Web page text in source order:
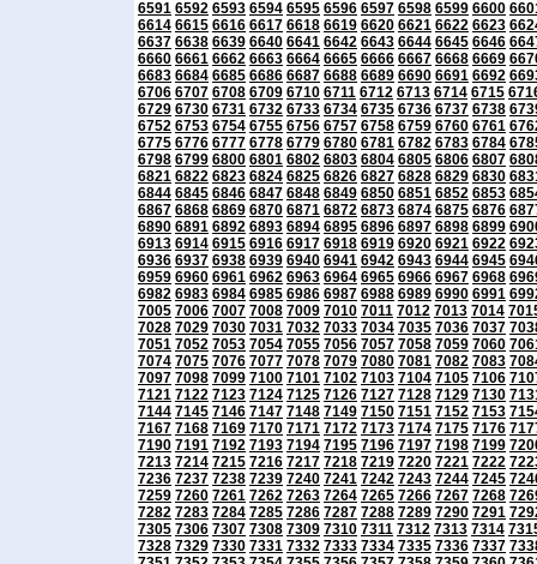
6591 6592 6593 6594 6595 6596 6597 6598 6599 6600
6614 6615 6616 6617 6618 6619 6620 6621 6622 6623
6637 6638 6639 6640 6641 6642 6643 6644 6645 6646
6660 6661 6662 6663 6664 6665 6666 6667 6668 6669
6683 6684 6685 6686 6687 6688 6689 6690 6691 6692
6706 6707 6708 6709 6710 6711 6712 6713 6714 6715
6729 6730 6731 6732 6733 6734 6735 6736 6737 6738
6752 6753 6754 6755 6756 6757 6758 6759 6760 6761
6775 6776 6777 6778 6779 6780 6781 6782 6783 6784
6798 6799 6800 6801 6802 6803 6804 6805 6806 6807
6821 6822 6823 6824 6825 6826 6827 6828 6829 6830
6844 6845 6846 6847 6848 6849 6850 6851 6852 6853
6867 6868 6869 6870 6871 6872 6873 6874 6875 6876
6890 6891 6892 6893 6894 6895 6896 6897 6898 6899
6913 6914 6915 6916 6917 6918 6919 6920 6921 6922
6936 6937 6938 6939 6940 6941 6942 6943 6944 6945
6959 6960 6961 6962 6963 6964 6965 6966 6967 6968
6982 6983 6984 6985 6986 6987 6988 6989 6990 6991
7005 7006 7007 7008 7009 7010 7011 7012 7013 7014
7028 7029 7030 7031 7032 7033 7034 7035 7036 7037
7051 7052 7053 7054 7055 7056 7057 7058 7059 7060
7074 7075 7076 7077 7078 7079 7080 7081 7082 7083
7097 7098 7099 7100 7101 7102 7103 7104 7105 7106
7121 7122 7123 7124 7125 7126 7127 7128 7129 7130
7144 7145 7146 7147 7148 7149 7150 7151 7152 7153
7167 7168 7169 7170 7171 7172 7173 7174 7175 7176
7190 7191 7192 7193 7194 7195 7196 7197 7198 7199
7213 7214 7215 7216 7217 7218 7219 7220 7221 7222
7236 7237 7238 7239 7240 7241 7242 7243 7244 7245
7259 7260 7261 7262 7263 7264 7265 7266 7267 7268
7282 7283 7284 7285 7286 7287 7288 7289 7290 7291
7305 7306 7307 7308 7309 7310 7311 7312 7313 7314
7328 7329 7330 7331 7332 7333 7334 7335 7336 7337